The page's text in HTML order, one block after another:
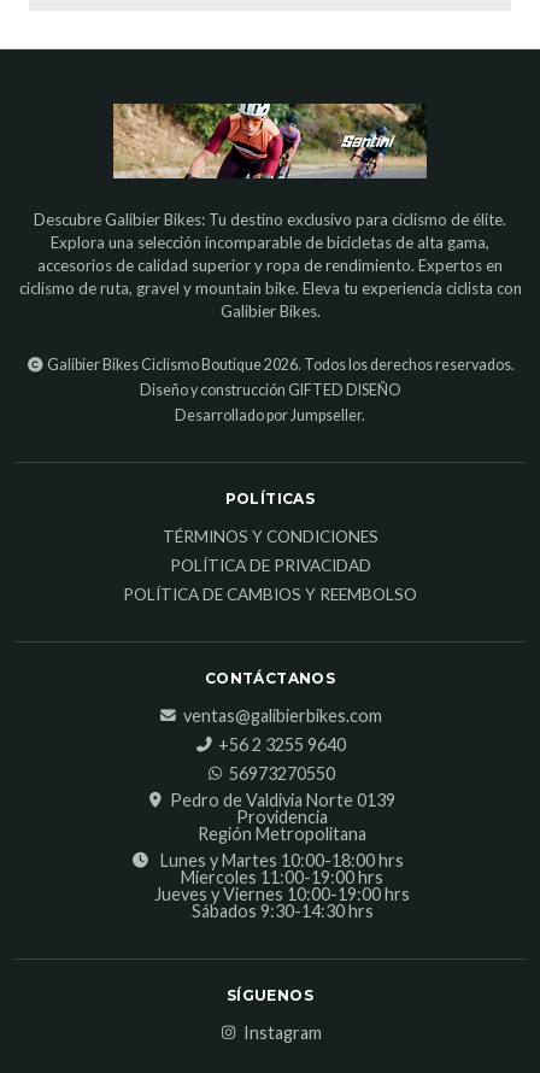
Descubre Galibier Bikes: Tu destino exclusivo para ciclismo de élite.
Explora una selección incomparable de bicicletas de alta gama,
accesorios de calidad superior y ropa de rendimiento. Expertos en
ciclismo de ruta, gravel y mountain bike. Eleva tu experiencia ciclista con
Galibier Bikes.
Galibier Bikes Ciclismo Boutique 2026. Todos los derechos reservados.
Diseño y construcción GIFTED DISEÑO
Desarrollado por Jumpseller.
POLÍTICAS
TÉRMINOS Y CONDICIONES
POLÍTICA DE PRIVACIDAD
POLÍTICA DE CAMBIOS Y REEMBOLSO
CONTÁCTANOS
ventas@galibierbikes.com
‎+56 2 3255 9640
56973270550
Pedro de Valdivia Norte 0139
Providencia
Región Metropolitana
Lunes y Martes 10:00-18:00 hrs
Miercoles 11:00-19:00 hrs
Jueves y Viernes 10:00-19:00 hrs
Sábados 9:30-14:30 hrs
SÍGUENOS
Instagram